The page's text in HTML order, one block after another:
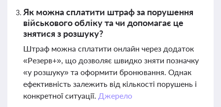
Як можна сплатити штраф за порушення
військового обліку та чи допомагає це
знятися з розшуку?
Штраф можна сплатити онлайн через додаток
«Резерв+», що дозволяє швидко зняти позначку
«у розшуку» та оформити бронювання. Однак
ефективність залежить від кількості порушень і
конкретної ситуації. Джерело